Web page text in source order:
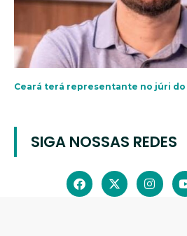
Ceará terá representante no júri do
SIGA NOSSAS REDES